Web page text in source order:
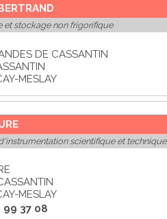
et stockage non frigorifique
DE CASSANTIN
MESLAY
scientifique et technique
MESLAY
99 37 08